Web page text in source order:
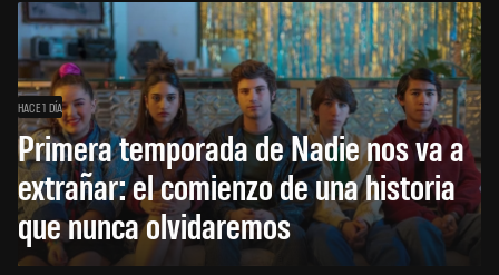
HACE 1 DÍA
Primera temporada de Nadie nos va a
extrañar: el comienzo de una historia
que nunca olvidaremos